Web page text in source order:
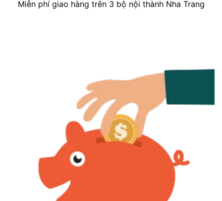
Miễn phí giao hàng trên 3 bộ nội thành Nha Trang